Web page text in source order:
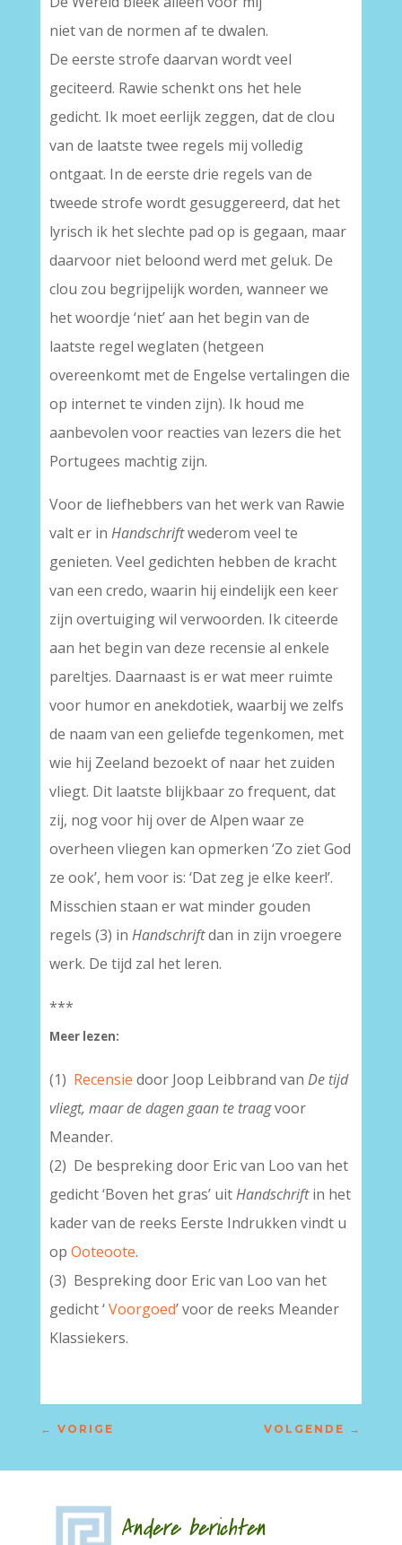
niet van de normen af te dwalen.
De eerste strofe daarvan wordt veel
geciteerd. Rawie schenkt ons het hele
gedicht. Ik moet eerlijk zeggen, dat de clou
van de laatste twee regels mij volledig
ontgaat. In de eerste drie regels van de
tweede strofe wordt gesuggereerd, dat het
lyrisch ik het slechte pad op is gegaan, maar
daarvoor niet beloond werd met geluk. De
clou zou begrijpelijk worden, wanneer we
het woordje ‘niet’ aan het begin van de
laatste regel weglaten (hetgeen
overeenkomt met de Engelse vertalingen die
op internet te vinden zijn). Ik houd me
aanbevolen voor reacties van lezers die het
Portugees machtig zijn.
Voor de liefhebbers van het werk van Rawie
valt er in Handschriftwederom veel te
genieten. Veel gedichten hebben de kracht
van een credo, waarin hij eindelijk een keer
zijn overtuiging wil verwoorden. Ik citeerde
aan het begin van deze recensie al enkele
pareltjes. Daarnaast is er wat meer ruimte
voor humor en anekdotiek, waarbij we zelfs
de naam van een geliefde tegenkomen, met
wie hij Zeeland bezoekt of naar het zuiden
vliegt. Dit laatste blijkbaar zo frequent, dat
zij, nog voor hij over de Alpen waar ze
overheen vliegen kan opmerken ‘Zo ziet God
ze ook’, hem voor is: ‘Dat zeg je elke keer!’.
Misschien staan er wat minder gouden
regels (3) in Handschriftdan in zijn vroegere
werk. De tijd zal het leren.
***
Meer lezen:
(1) Recensie door Joop Leibbrand van De tijd
vliegt, maar de dagen gaan te traagvoor
Meander.
(2) De bespreking door Eric van Loo van het
gedicht ‘Boven het gras’ uitHandschriftin het
kader van de reeks Eerste Indrukken vindt u
op Ooteoote.
(3) Bespreking door Eric van Loo van het
gedicht ‘Voorgoed’ voor de reeks Meander
Klassiekers.
← VORIGE VOLGENDE →
Andere berichten